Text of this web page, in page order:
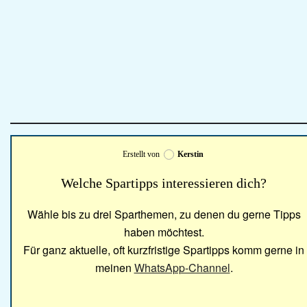
Erstellt von Kerstin
Welche Spartipps interessieren dich?
Wähle bis zu drei Sparthemen, zu denen du gerne Tipps
haben möchtest.
Für ganz aktuelle, oft kurzfristige Spartipps komm gerne in
meinen WhatsApp-Channel.